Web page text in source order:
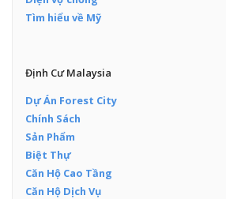
Tìm hiểu về Mỹ
Định Cư Malaysia
Dự Án Forest City
Chính Sách
Sản Phẩm
Biệt Thự
Căn Hộ Cao Tầng
Căn Hộ Dịch Vụ